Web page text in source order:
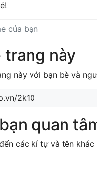
trang này
này với bạn bè và
quan
các kí tự và tên